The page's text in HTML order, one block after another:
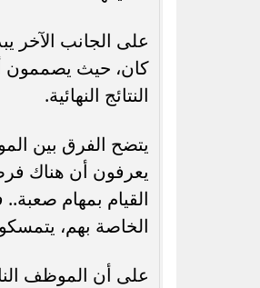
على الجانب الآخر
كان، حيث يصممون
النتائج النهائية.
يتضح الفرق بين
يعرفون أن هناك
القيام بمهام
الخاصة بهم،
على أن الموظف